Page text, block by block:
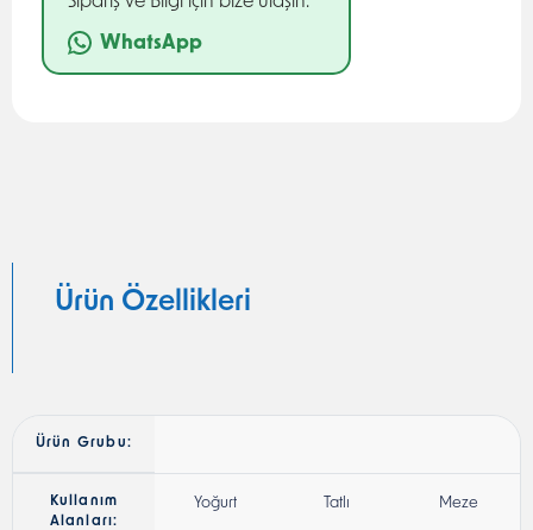
WhatsApp
Ürün Özellikleri
Ürün Grubu:
Kullanım
Alanları:
Yoğurt Tatlı Meze